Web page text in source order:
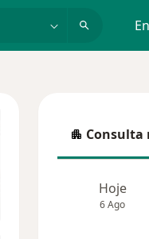
Consulta
Consulta
Hoje
6 Ago